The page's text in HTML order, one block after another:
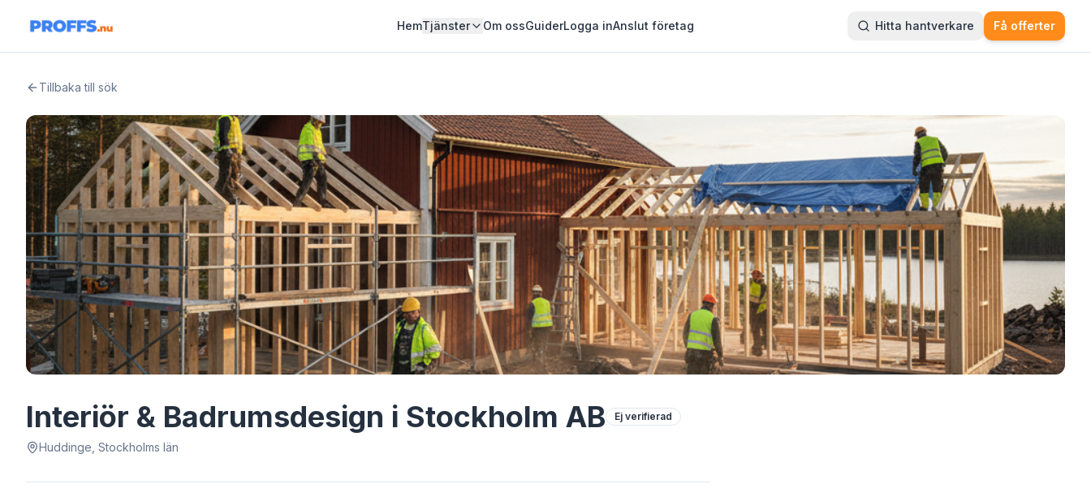
HemTjänster Om ossGuiderLogga inAnslut företag Hitta hantverkare Få offerter
Tillbaka till sök
Interiör & Badrumsdesign i Stockholm AB Ej verifierad
Huddinge, Stockholms län